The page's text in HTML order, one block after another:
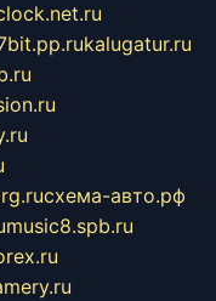
kalugatur.ru
схема-авто.рф
music8.spb.ru